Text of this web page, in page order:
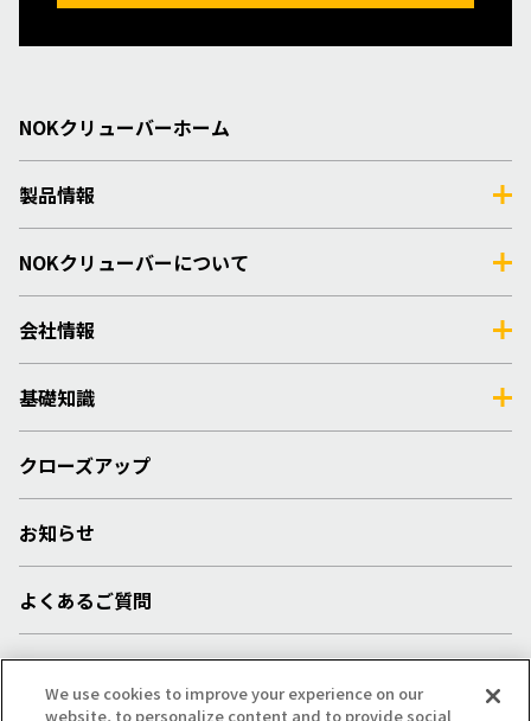
NOKクリューバーホーム
製品情報
NOKクリューバーについて
会社情報
基礎知識
クローズアップ
お知らせ
よくあるご質問
採用情報
We use cookies to improve your experience on our
website, to personalize content and to provide social